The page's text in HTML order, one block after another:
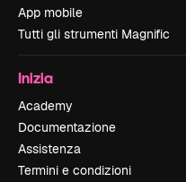
App mobile
Tutti gli strumenti Magnific
Inizia
Academy
Documentazione
Assistenza
Termini e condizioni